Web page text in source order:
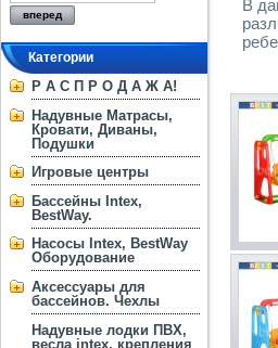
Категории
Р А С П Р О Д А Ж А!
Надувные Матрасы,
Кровати, Диваны,
Подушки
Игровые центры
Бассейны Intex,
BestWay.
Насосы Intex, BestWay
Оборудование
Аксессуары для
бассейнов. Чехлы
Надувные лодки ПВХ,
весла intex, крепления
В